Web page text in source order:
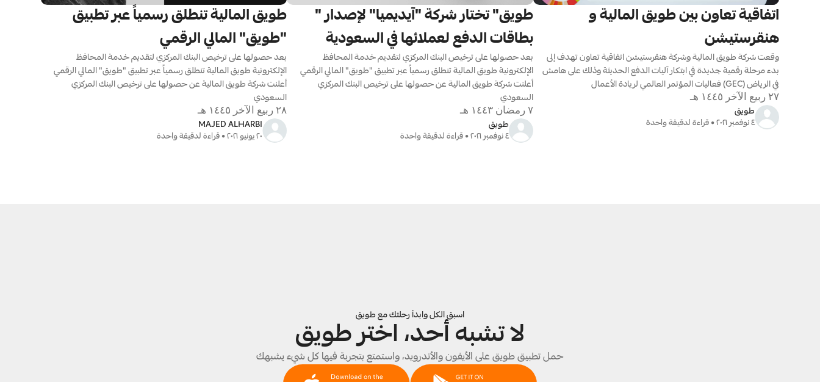
طويق المالية تنطلق رسمياً عبر تطبيق
"طويق" المالي الرقمي
بعد حصولها على ترخيص البنك المركزي لتقديم خدمة المحافظ
الإلكترونية طويق المالية تنطلق رسمياً عبر تطبيق "طويق" المالي الرقمي
أعلنت شركة طويق المالية عن حصولها على ترخيص البنك المركزي
السعودي
٢٨ ربيع الآخر ١٤٤٥ هـ
MAJED ALHARBI
٢٠ يونيو ٢٠٢١ • قراءة لدقيقة واحدة
"طويق" تختار شركة "آيديميا" لإصدار
بطاقات الدفع لعملائها في السعودية
السعودي
٧ رمضان ١٤٤٣ هـ
طويق
٤ نوفمبر ٢٠٢١ • قراءة لدقيقة واحدة
هنقرستيشن
فعاليات المؤتمر العالمي لريادة الأعمال (GEC) في الرياض
٢٧ ربيع الآخر ١٤٤٥ هـ
طويق
٤ نوفمبر ٢٠٢١ • قراءة لدقيقة واحدة
اسبق الكل وابدأ رحلتك مع طويق
لا تشبه أحد، اختر طويق
حمل تطبيق طويق على الأيفون والأندرويد، واستمتع بتجربة فيها كل شيء يشبهك